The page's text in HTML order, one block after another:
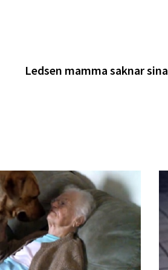
Ledsen mamma saknar